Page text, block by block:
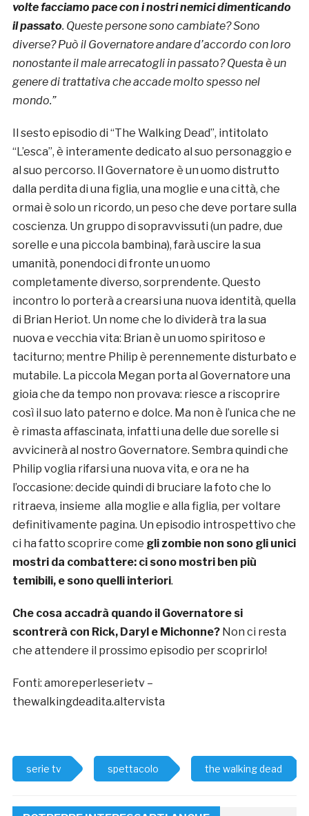
volte facciamo pace con i nostri nemici dimenticando
il passato. Queste persone sono cambiate? Sono
diverse? Può il Governatore andare d’accordo con loro
nonostante il male arrecatogli in passato? Questa è un
genere di trattativa che accade molto spesso nel
mondo.”
Il sesto episodio di “The Walking Dead”, intitolato
“L’esca”, è interamente dedicato al suo personaggio e
al suo percorso. Il Governatore è un uomo distrutto
dalla perdita di una figlia, una moglie e una città, che
ormai è solo un ricordo, un peso che deve portare sulla
coscienza. Un gruppo di sopravvissuti (un padre, due
sorelle e una piccola bambina), farà uscire la sua
umanità, ponendoci di fronte un uomo
completamente diverso, sorprendente. Questo
incontro lo porterà a crearsi una nuova identità, quella
di Brian Heriot. Un nome che lo dividerà tra la sua
nuova e vecchia vita: Brian è un uomo spiritoso e
taciturno; mentre Philip è perennemente disturbato e
mutabile. La piccola Megan porta al Governatore una
gioia che da tempo non provava: riesce a riscoprire
così il suo lato paterno e dolce. Ma non è l’unica che ne
è rimasta affascinata, infatti una delle due sorelle si
avvicinerà al nostro Governatore. Sembra quindi che
Philip voglia rifarsi una nuova vita, e ora ne ha
l’occasione: decide quindi di bruciare la foto che lo
ritraeva, insieme alla moglie e alla figlia, per voltare
definitivamente pagina. Un episodio introspettivo che
ci ha fatto scoprire come gli zombie non sono gli unici
mostri da combattere: ci sono mostri ben più
temibili, e sono quelli interiori.
Che cosa accadrà quando il Governatore si
scontrerà con Rick, Daryl e Michonne? Non ci resta
che attendere il prossimo episodio per scoprirlo!
Fonti: amoreperleserietv –
thewalkingdeadita.altervista
serie tv spettacolo the walking dead